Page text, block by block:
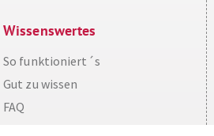
Wissenswertes
So funktioniert´s
Gut zu wissen
FAQ